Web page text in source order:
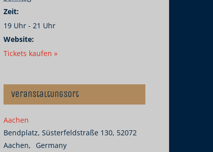
Zeit:
19 Uhr - 21 Uhr
Website:
Tickets kaufen »
Veranstaltungsort
Aachen
Bendplatz, Süsterfeldstraße 130, 52072
Aachen,
Germany